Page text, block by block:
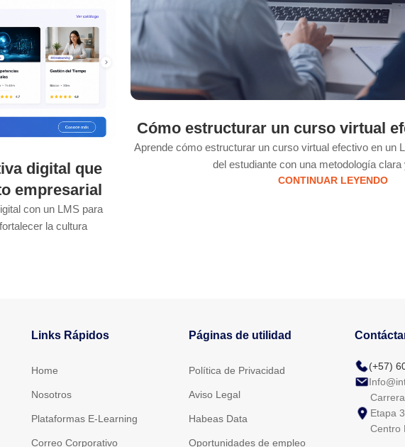
digital que
empresarial
con un LMS para
la cultura
Cómo estructurar un curso virtual
Aprende cómo estructurar un curso virtual efectivo en un
del estudiante con una metodología clara
CONTINUAR LEYENDO
Links Rápidos
Home
Nosotros
Plataformas E-Learning
Correo Corporativo
Páginas de utilidad
Política de Privacidad
Aviso Legal
Habeas Data
Oportunidades de empleo
(+57)
Etapa
Centro